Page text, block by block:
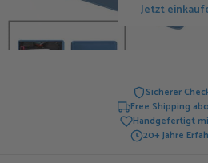
Jetzt
Sicherer
Free Shipping
Handgefertigt
20+ Jahre